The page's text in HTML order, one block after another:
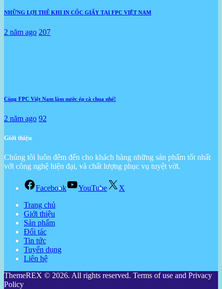
NHỮNG LỢI THẾ KHI IN CỐC GIẤY TẠI FPC VIỆT NAM
2 năm ago 207
Cùng FPC Việt Nam làm nước ép cà chua nhé!
2 năm ago 92
Giới thiệu
Chúng tôi luôn đêm đến cho khách hàng những sản phẩm tốt nhất
với công nghệ hiện đại, và chất lượng phục vụ tuyệt vời.
Facebook YouTube
X
Trang chủ
Giới thiệu
Sản phẩm
Đối tác
Tin tức
Tuyển dụng
Liên hệ
ThemeREX © 2026. All rights reserved. Terms of use and Privacy
Policy